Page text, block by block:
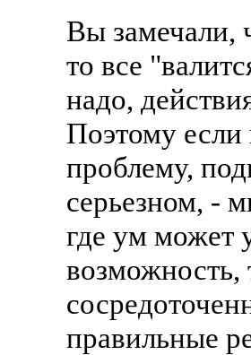
Вы замечали,
то все
надо,
Поэтому если
проблему,
серьезном, -
где ум может
возможность,
правильные